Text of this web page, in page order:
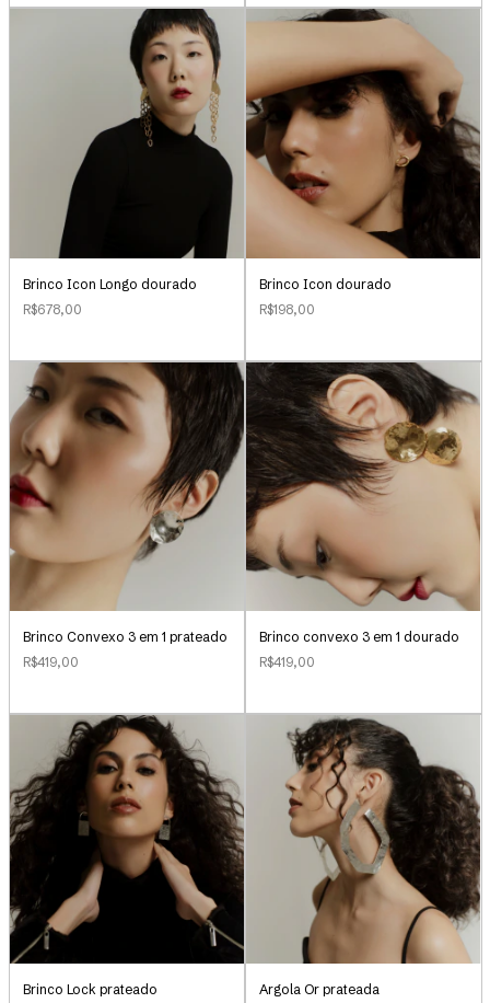
Brinco Icon Longo dourado
R$678,00
Brinco Icon dourado
R$198,00
Brinco Convexo 3 em 1 prateado
R$419,00
Brinco convexo 3 em 1 dourado
R$419,00
Brinco Lock prateado
Argola Or prateada